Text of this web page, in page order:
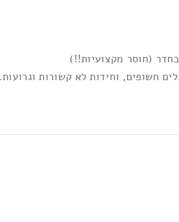
(חוסר מקצועיות!!)
חשופים, וחידות לא קשורות וגרועות.